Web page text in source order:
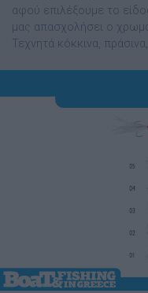
αφού επιλέξουμε το
μας απασχολήσει ο
Τεχνητά κόκκινα,